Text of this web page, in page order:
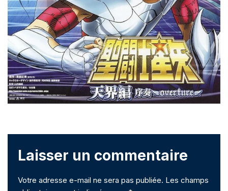
Laisser un commentaire
Votre adresse e-mail ne sera pas publiée. Les champs